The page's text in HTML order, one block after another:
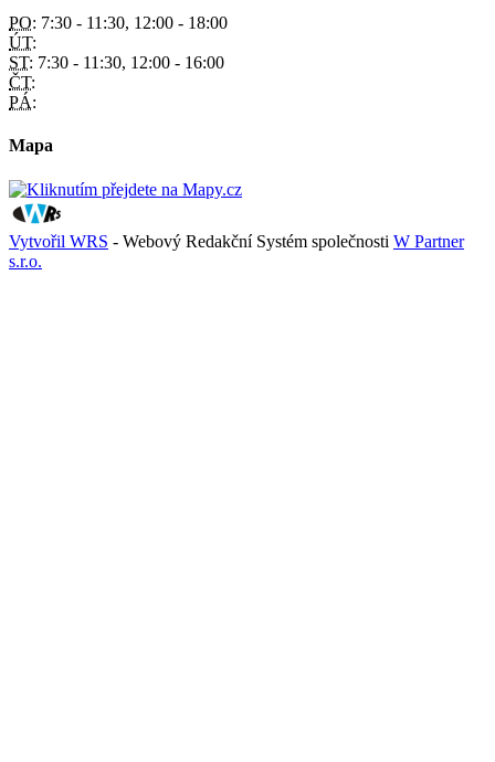
PO: 7:30 - 11:30, 12:00 - 18:00
ÚT:
ST: 7:30 - 11:30, 12:00 - 16:00
ČT:
PÁ:
Mapa
Vytvořil WRS - Webový Redakční Systém společnosti W Partner
s.r.o.